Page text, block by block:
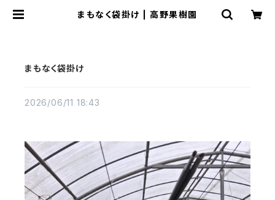
まもなく袋掛け | 高野果樹園
まもなく袋掛け
2026/06/11 18:43